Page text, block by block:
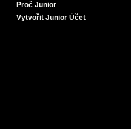
Proč Junior
Vytvořit Junior Účet